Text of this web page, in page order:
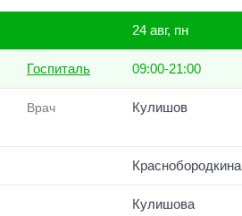
24 авг, пн
Госпиталь 09:00-21:00
Врач Кулишов
Краснобородкина
Кулишова